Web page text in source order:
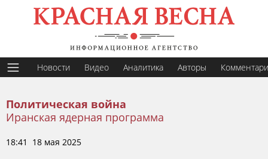
Новости Видео Аналитика Авторы
Политическая война
Иранская ядерная программа
18:41 18 мая 2025